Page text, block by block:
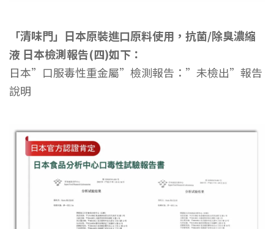
「清味門」日本原裝進口原料使用，抗菌/除臭濃縮
液 日本檢測報告(四)如下：
日本”口服毒性重金屬”檢測報告：”未檢出”報告
說明